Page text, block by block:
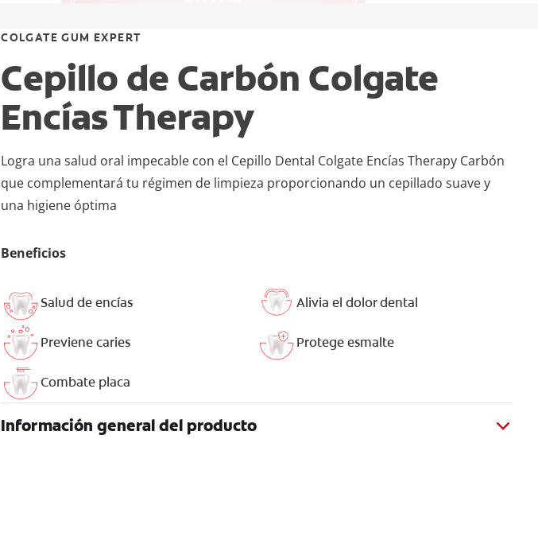
COLGATE GUM EXPERT
Cepillo de Carbón Colgate
Encías Therapy
Logra una salud oral impecable con el Cepillo Dental Colgate Encías Therapy Carbón
que complementará tu régimen de limpieza proporcionando un cepillado suave y
una higiene óptima
Beneficios
Salud de encías Alivia el dolor dental
Previene caries Protege esmalte
Combate placa
Información general del producto